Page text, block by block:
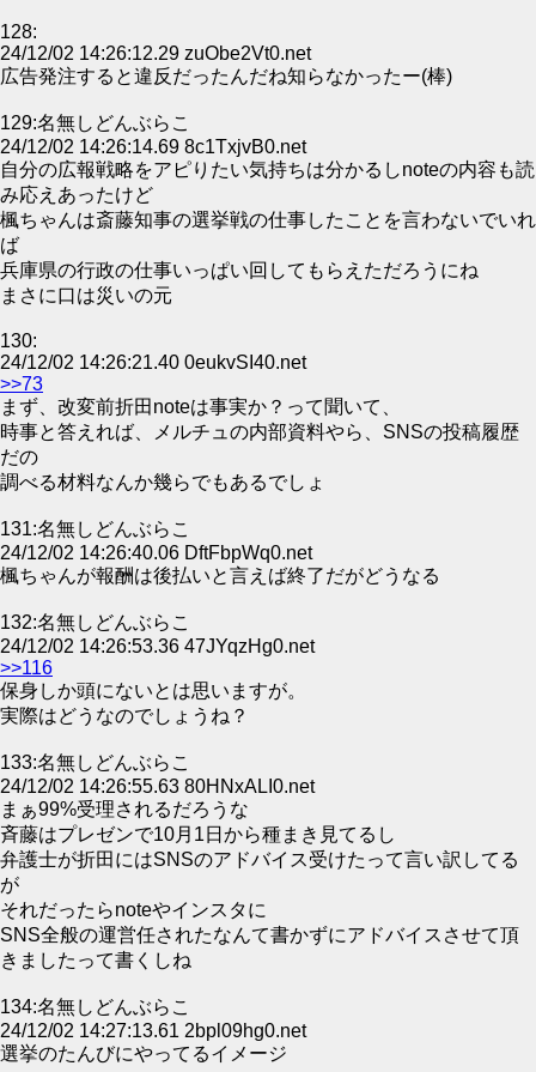
128:
24/12/02 14:26:12.29 zuObe2Vt0.net
広告発注すると違反だったんだね知らなかったー(棒)
129:名無しどんぶらこ
24/12/02 14:26:14.69 8c1TxjvB0.net
自分の広報戦略をアピりたい気持ちは分かるしnoteの内容も読
み応えあったけど
楓ちゃんは斎藤知事の選挙戦の仕事したことを言わないでいれ
ば
兵庫県の行政の仕事いっぱい回してもらえただろうにね
まさに口は災いの元
130:
24/12/02 14:26:21.40 0eukvSI40.net
>>73
まず、改変前折田noteは事実か？って聞いて、
時事と答えれば、メルチュの内部資料やら、SNSの投稿履歴
だの
調べる材料なんか幾らでもあるでしょ
131:名無しどんぶらこ
24/12/02 14:26:40.06 DftFbpWq0.net
楓ちゃんが報酬は後払いと言えば終了だがどうなる
132:名無しどんぶらこ
24/12/02 14:26:53.36 47JYqzHg0.net
>>116
保身しか頭にないとは思いますが。
実際はどうなのでしょうね？
133:名無しどんぶらこ
24/12/02 14:26:55.63 80HNxALI0.net
まぁ99%受理されるだろうな
斉藤はプレゼンで10月1日から種まき見てるし
弁護士が折田にはSNSのアドバイス受けたって言い訳してる
が
それだったらnoteやインスタに
SNS全般の運営任されたなんて書かずにアドバイスさせて頂
きましたって書くしね
134:名無しどんぶらこ
24/12/02 14:27:13.61 2bpl09hg0.net
選挙のたんびにやってるイメージ